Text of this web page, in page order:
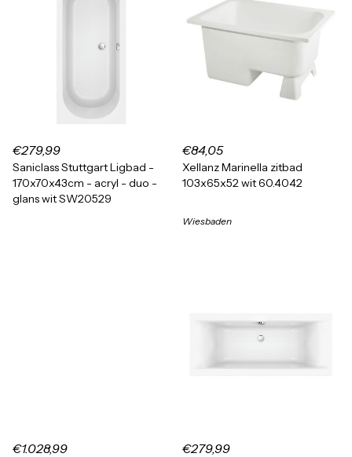
€279,99
Saniclass Stuttgart Ligbad -
170x70x43cm - acryl - duo -
glans wit SW20529
€84,05
Xellanz Marinella zitbad
103x65x52 wit 60.4042
Wiesbaden
€1.028,99 €279,99